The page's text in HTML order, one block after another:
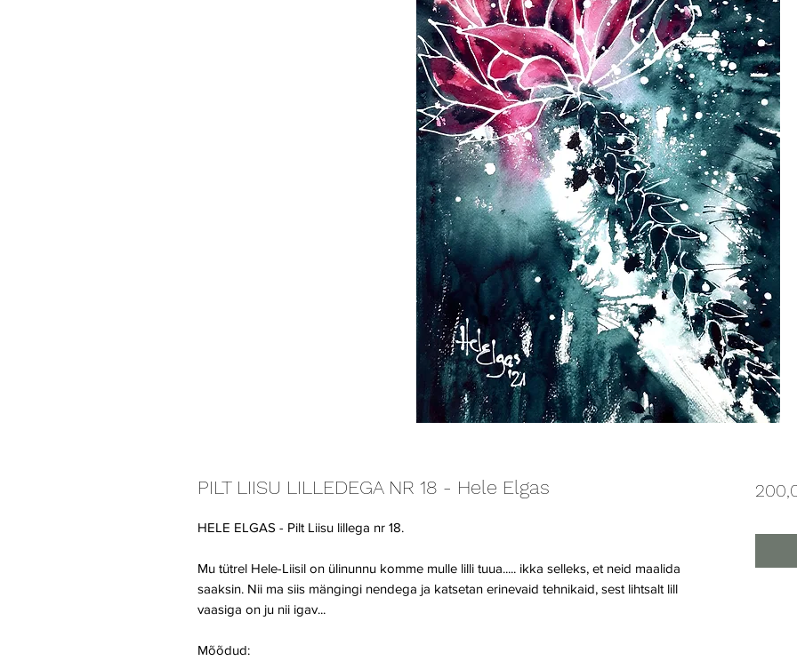
PILT LIISU LILLEDEGA NR 18 - Hele Elgas
HELE ELGAS - Pilt Liisu lillega nr 18.
Mu tütrel Hele-Liisil on ülinunnu komme mulle lilli tuua..... ikka selleks, et neid maalida
saaksin. Nii ma siis mängingi nendega ja katsetan erinevaid tehnikaid, sest lihtsalt lill
vaasiga on ju nii igav...
Mõõdud: